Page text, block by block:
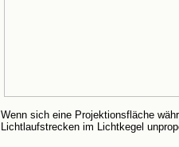
Wenn sich eine Projektionsfläche
Lichtlaufstrecken im Lichtkegel